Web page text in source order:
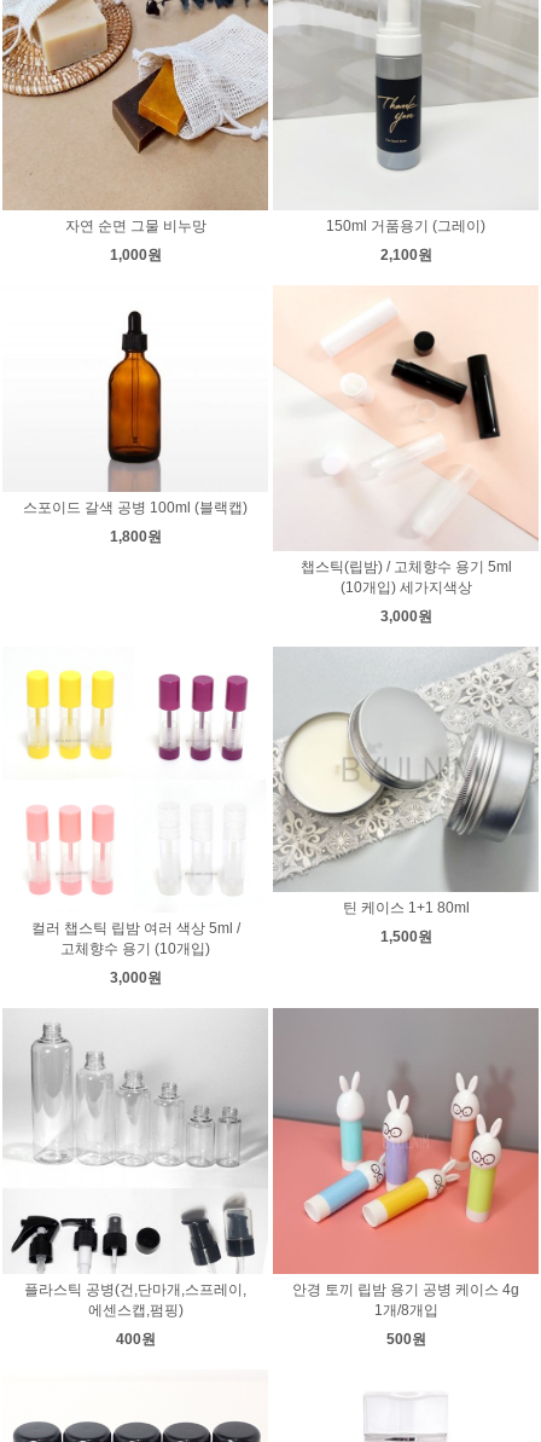
자연 순면 그물 비누망
1,000원
150ml 거품용기 (그레이)
2,100원
스포이드 갈색 공병 100ml (블랙캡)
1,800원
챕스틱(립밤) / 고체향수 용기 5ml
(10개입) 세가지색상
3,000원
컬러 챕스틱 립밤 여러 색상 5ml /
고체향수 용기 (10개입)
3,000원
틴 케이스 1+1 80ml
1,500원
플라스틱 공병(건,단마개,스프레이,
에센스캡,펌핑)
400원
안경 토끼 립밤 용기 공병 케이스 4g
1개/8개입
500원